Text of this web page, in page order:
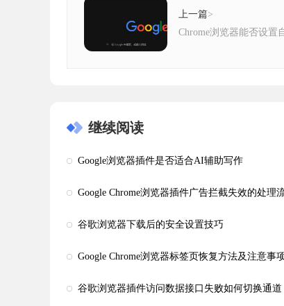
上一篇>
Chrome浏览器能否设置
继续阅读
Google浏览器插件是否适合AI辅助写作
Google Chrome浏览器插件广告拦截失效的处理
谷歌浏览器下载后的安全设置技巧
Google Chrome浏览器标签页恢复方法及注意事
谷歌浏览器插件访问数据接口失败如何切换通道